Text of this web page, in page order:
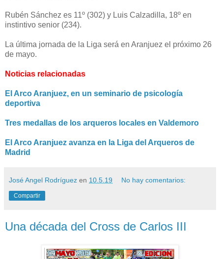
Rubén Sánchez es 11º (302) y Luis Calzadilla, 18º en
instintivo senior (234).
La última jornada de la Liga será en Aranjuez el próximo 26
de mayo.
Noticias relacionadas
El Arco Aranjuez, en un seminario de psicología
deportiva
Tres medallas de los arqueros locales en Valdemoro
El Arco Aranjuez avanza en la Liga del Arqueros de
Madrid
José Angel Rodríguez en 10.5.19 No hay comentarios:
Compartir
Una década del Cross de Carlos III